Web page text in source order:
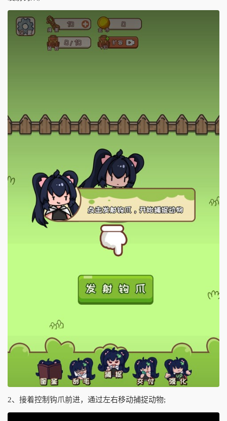
2、接着控制钩爪前进，通过左右移动捕捉动物;